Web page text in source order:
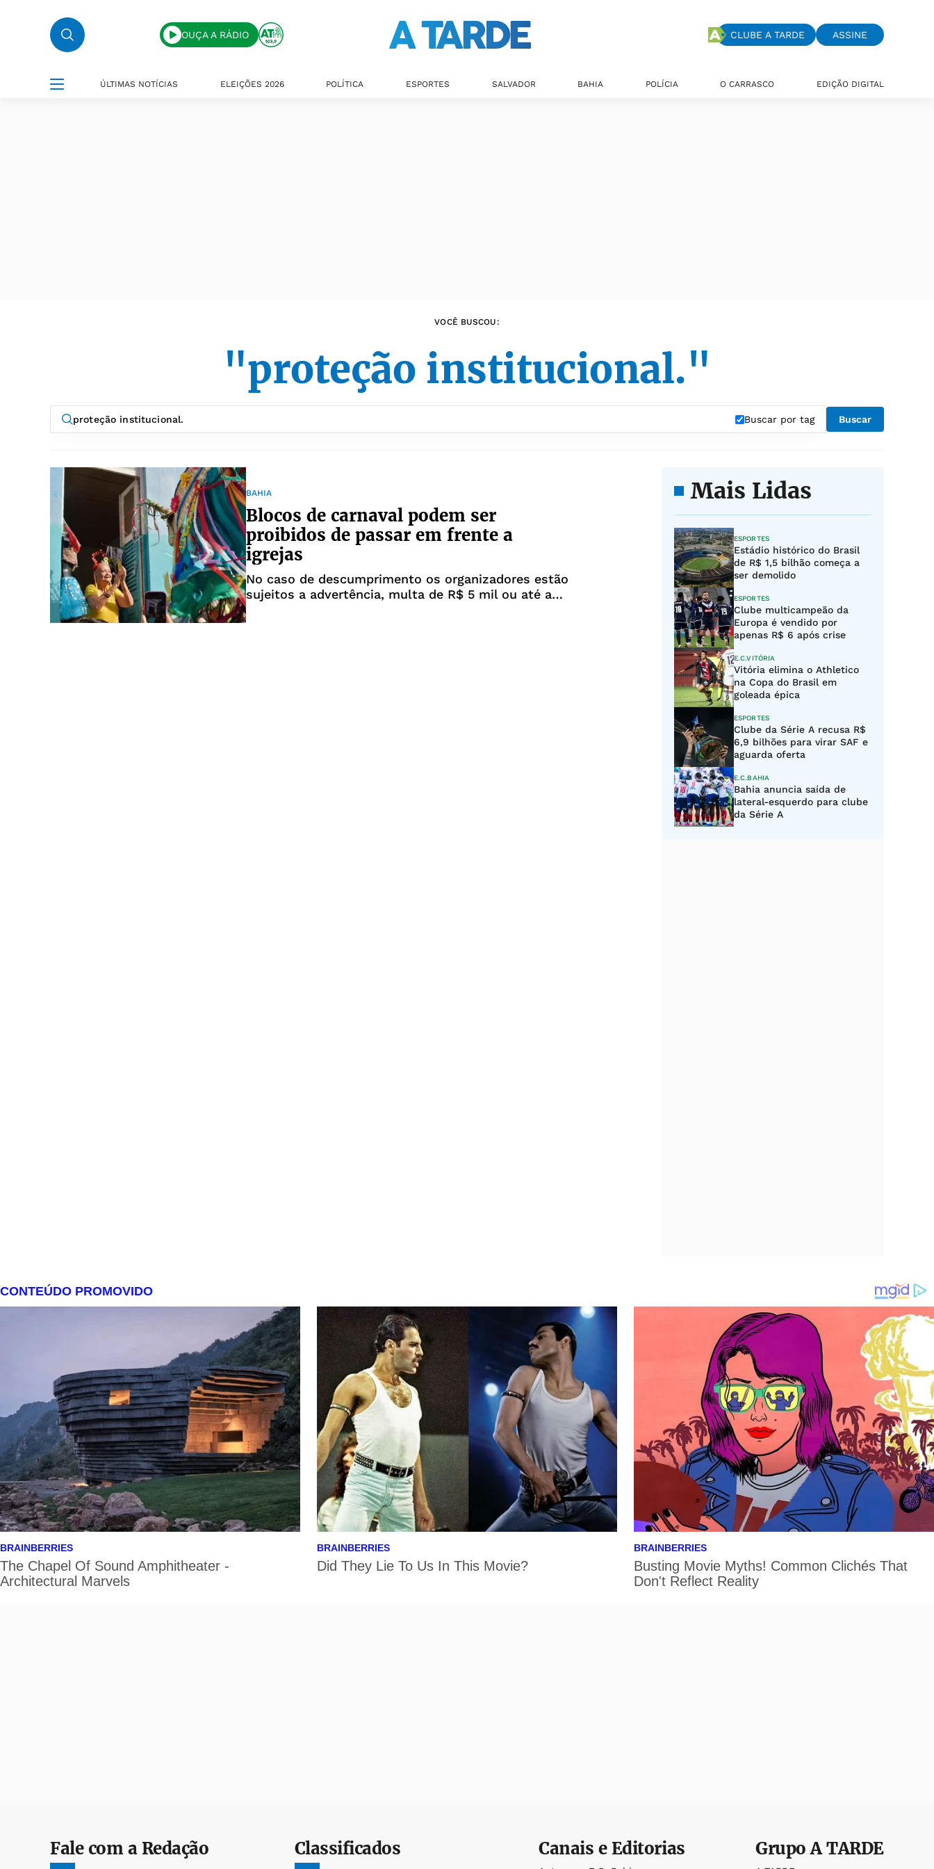
OUÇA A RÁDIO CLUBE A TARDE ASSINE
ÚLTIMAS NOTÍCIAS ELEIÇÕES 2026 POLÍTICA ESPORTES SALVADOR BAHIA POLÍCIA O CARRASCO EDIÇÃO DIGITAL
VOCÊ BUSCOU:
"proteção institucional."
Buscar por tag Buscar
BAHIA
Blocos de carnaval podem ser
proibidos de passar em frente a
igrejas
No caso de descumprimento os organizadores estão
sujeitos a advertência, multa de R$ 5 mil ou até a
Mais Lidas
ESPORTES
Estádio histórico do Brasil
de R$ 1,5 bilhão começa a
ser demolido
ESPORTES
Clube multicampeão da
Europa é vendido por
apenas R$ 6 após crise
E.C.VITÓRIA
Vitória elimina o Athletico
na Copa do Brasil em
goleada épica
ESPORTES
Clube da Série A recusa R$
6,9 bilhões para virar SAF e
aguarda oferta
E.C.BAHIA
Bahia anuncia saída de
lateral-esquerdo para clube
da Série A
Fale com a Redação Classificados Canais e Editorias GrupoA TARDE